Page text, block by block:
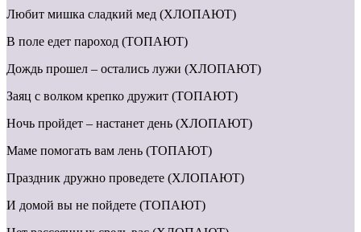
Любит мишка сладкий мед (ХЛОПАЮТ)
В поле едет пароход (ТОПАЮТ)
Дождь прошел – остались лужи (ХЛОПАЮТ)
Заяц с волком крепко дружит (ТОПАЮТ)
Ночь пройдет – настанет день (ХЛОПАЮТ)
Маме помогать вам лень (ТОПАЮТ)
Праздник дружно проведете (ХЛОПАЮТ)
И домой вы не пойдете (ТОПАЮТ)